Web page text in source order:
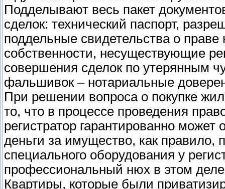
Подделывают весь пакет
сделок: технический паспорт,
поддельные свидетельства о
собственности, несуществующие
совершения сделок по утерянным
фальшивок – нотариальные
При решении вопроса о покупке
то, что в процессе проведения
регистратор гарантированно
деньги за имущество, как правило,
специального оборудования у
профессиональный нюх в этом
Квартиры, которые были